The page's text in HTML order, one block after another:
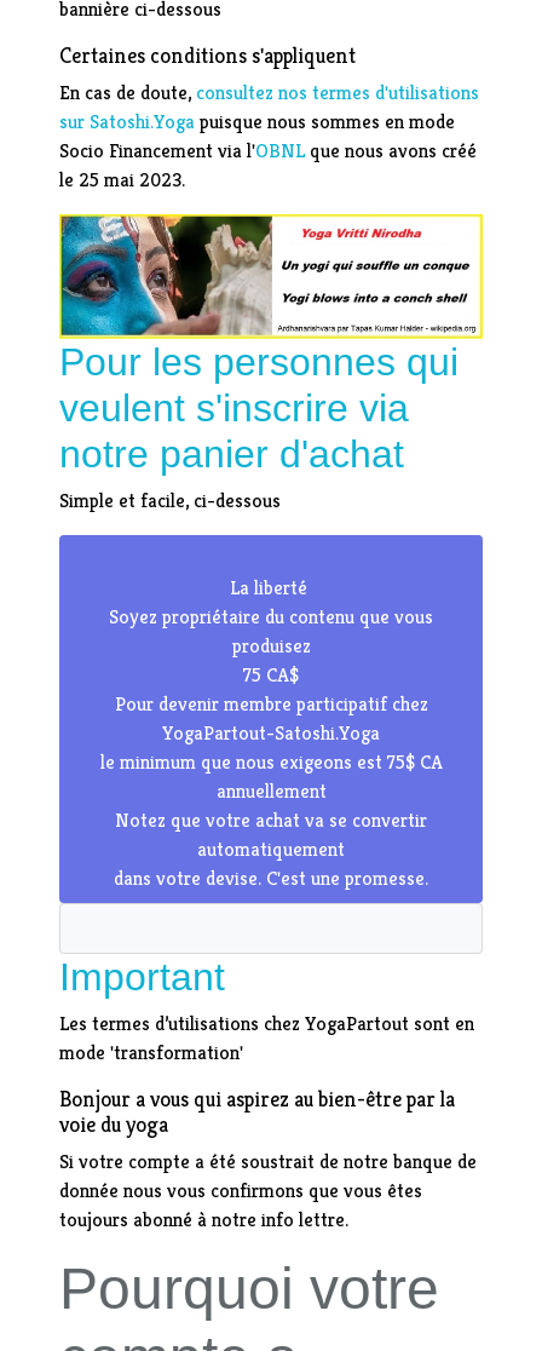
bannière ci-dessous
Certaines conditions s'appliquent
En cas de doute, consultez nos termes d'utilisations
sur Satoshi.Yogapuisque nous sommes en mode
Socio Financement via l'OBNLque nous avons créé
le 25 mai 2023.
Pour les personnes qui
veulent s'inscrire via
notre panier d'achat
Simple et facile, ci-dessous
La liberté
Soyez propriétaire du contenu que vous
produisez
75 CA$
Pour devenir membre participatif chez
YogaPartout-Satoshi.Yoga
le minimum que nous exigeons est 75$ CA
annuellement
Notez que votre achat va se convertir
automatiquement
dans votre devise. C'est une promesse.
Important
Les termes d’utilisations chez YogaPartout sont en
mode 'transformation'
Bonjour a vous qui aspirez au bien-être par la
voie du yoga
Si votre compte a été soustrait de notre banque de
donnée nous vous confirmons que vous êtes
toujours abonné à notre info lettre.
Pourquoi votre